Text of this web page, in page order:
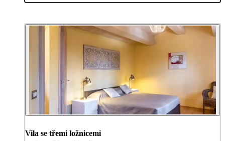
Vila se třemi ložnicemi